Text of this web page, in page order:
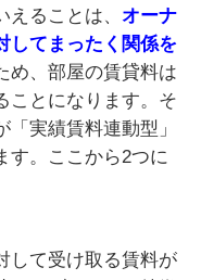
ることは、 オーナ
してまったく関係を
め、部屋の賃貸料は
ことになります。そ
実績賃料連動型」
す。ここから2つに
して受け取る賃料が